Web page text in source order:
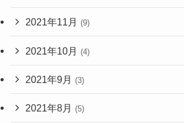
2021年11月 (9)
2021年10月 (4)
2021年9月 (3)
2021年8月 (5)